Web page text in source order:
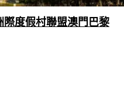
度假村聯盟澳門巴黎